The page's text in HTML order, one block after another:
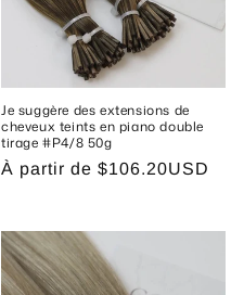
Je suggère des extensions de
cheveux teints en piano double
tirage #P4/8 50g
Prix
À partir de $106.20USD